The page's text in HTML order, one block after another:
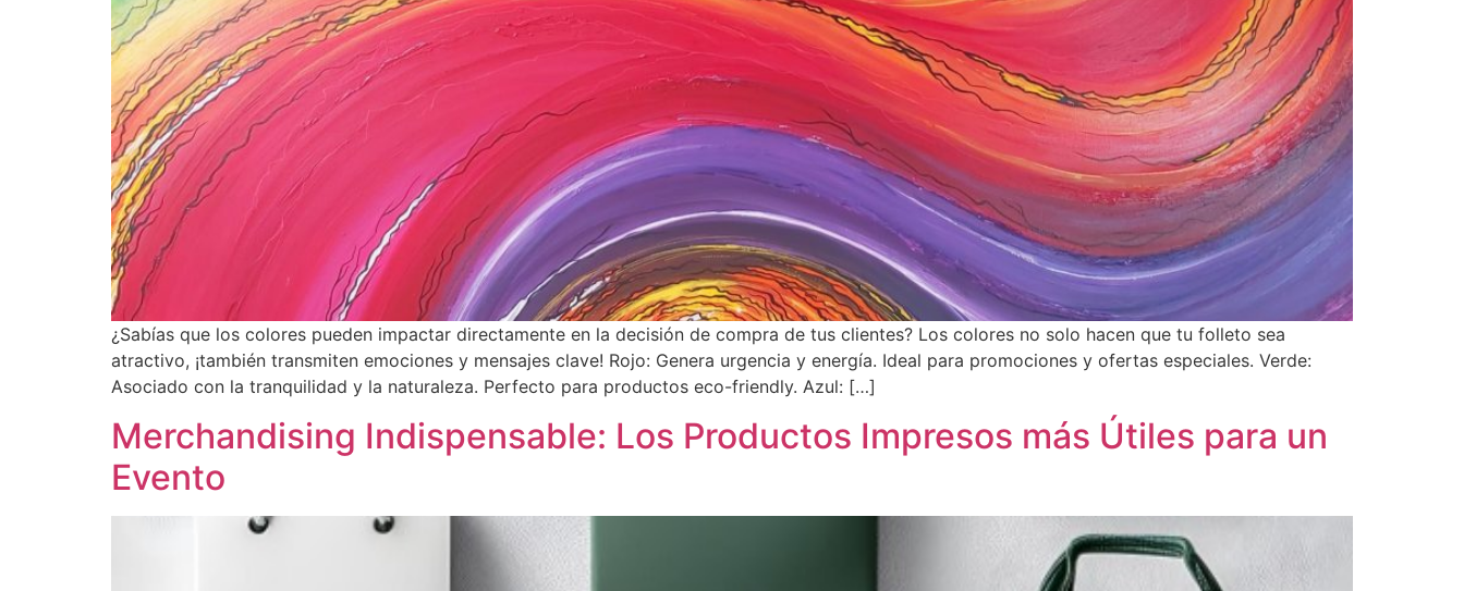
¿Sabías que los colores pueden impactar directamente en la decisión de compra de tus clientes? Los colores no solo hacen que tu folleto sea
atractivo, ¡también transmiten emociones y mensajes clave! Rojo: Genera urgencia y energía. Ideal para promociones y ofertas especiales. Verde:
Asociado con la tranquilidad y la naturaleza. Perfecto para productos eco-friendly. Azul: […]
Merchandising Indispensable: Los Productos Impresos más Útiles para un
Evento